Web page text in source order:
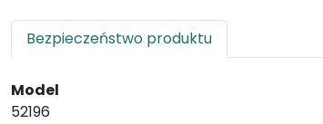
Bezpieczeństwo produktu
Model
52196